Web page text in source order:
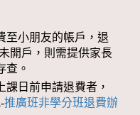
至小朋友的帳戶，退
開戶，則需提供家長
查。
日前申請退費者，
推廣班非學分班退費辦